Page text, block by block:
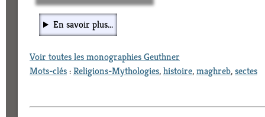
En savoir plus...
Voir toutes les monographies Geuthner
Mots-clés:Religions-Mythologies,histoire,maghreb,sectes